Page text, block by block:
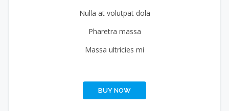
Nulla at volutpat dola
Pharetra massa
Massa ultricies mi
BUY NOW